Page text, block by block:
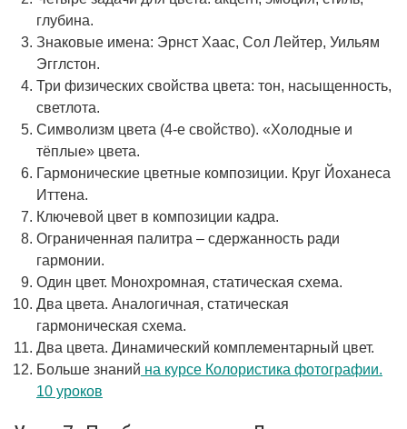
глубина.
Знаковые имена: Эрнст Хаас, Сол Лейтер, Уильям
Эгглстон.
Три физических свойства цвета: тон, насыщенность,
светлота.
Символизм цвета (4-е свойство). «Холодные и
тёплые» цвета.
Гармонические цветные композиции. Круг Йоханеса
Иттена.
Ключевой цвет в композиции кадра.
Ограниченная палитра – сдержанность ради
гармонии.
Один цвет. Монохромная, статическая схема.
Два цвета. Аналогичная, статическая
гармоническая схема.
Два цвета. Динамический комплементарный цвет.
Больше знаний на курсе Колористика фотографии.
10 уроков